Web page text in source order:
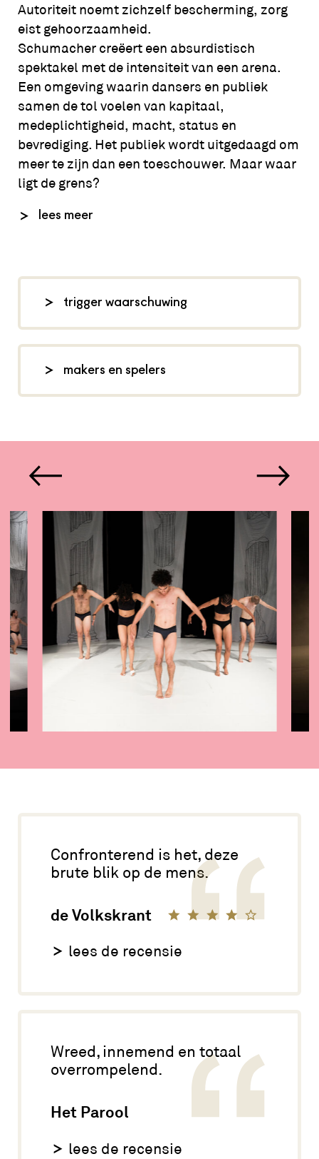
Autoriteit noemt zichzelf bescherming, zorg
eist gehoorzaamheid.
Schumacher creëert een absurdistisch
spektakel met de intensiteit van een arena.
Een omgeving waarin dansers en publiek
samen de tol voelen van kapitaal,
medeplichtigheid, macht, status en
bevrediging. Het publiek wordt uitgedaagd om
meer te zijn dan een toeschouwer. Maar waar
ligt de grens?
‘Asset Liability & Equity’ is intens, energiek en
zelfredzaamheid. Het stuk legt de spanningen
bloot tussen de liefde die ons samenbrengt en
de regels die ons uit elkaar trekken. Wat
weersta je en wanneer geef je je over?
lees meer
trigger waarschuwing
makers en spelers
Schuurmans, gemaakt i.s.m. en
Inci Gül Civelekoğlu, Marilou Fortuné,
Statie en Cain Wittenhaus,
campagnebeeld: Kees de Klein,
scènefoto's: Aryan Hamyani,
arkconnorschumacher.com
Confronterend is het, deze
brute blik op de mens.
de Volkskrant
lees de recensie
Wreed, innemend en totaal
overrompelend.
Het Parool
lees de recensie